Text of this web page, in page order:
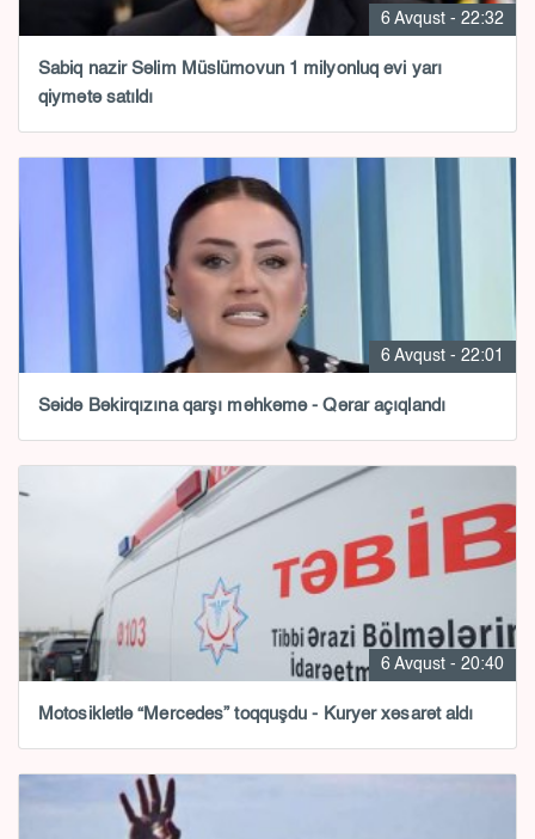
6 Avqust - 22:32
Sabiq nazir Səlim Müslümovun 1 milyonluq evi yarı
qiymətə satıldı
6 Avqust - 22:01
Səidə Bəkirqızına qarşı məhkəmə - Qərar açıqlandı
6 Avqust - 20:40
Motosikletlə “Mercedes” toqquşdu - Kuryer xəsarət aldı